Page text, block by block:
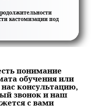
кастомизации под
понимание
обучения или
консультацию,
звонок и наш
с вами